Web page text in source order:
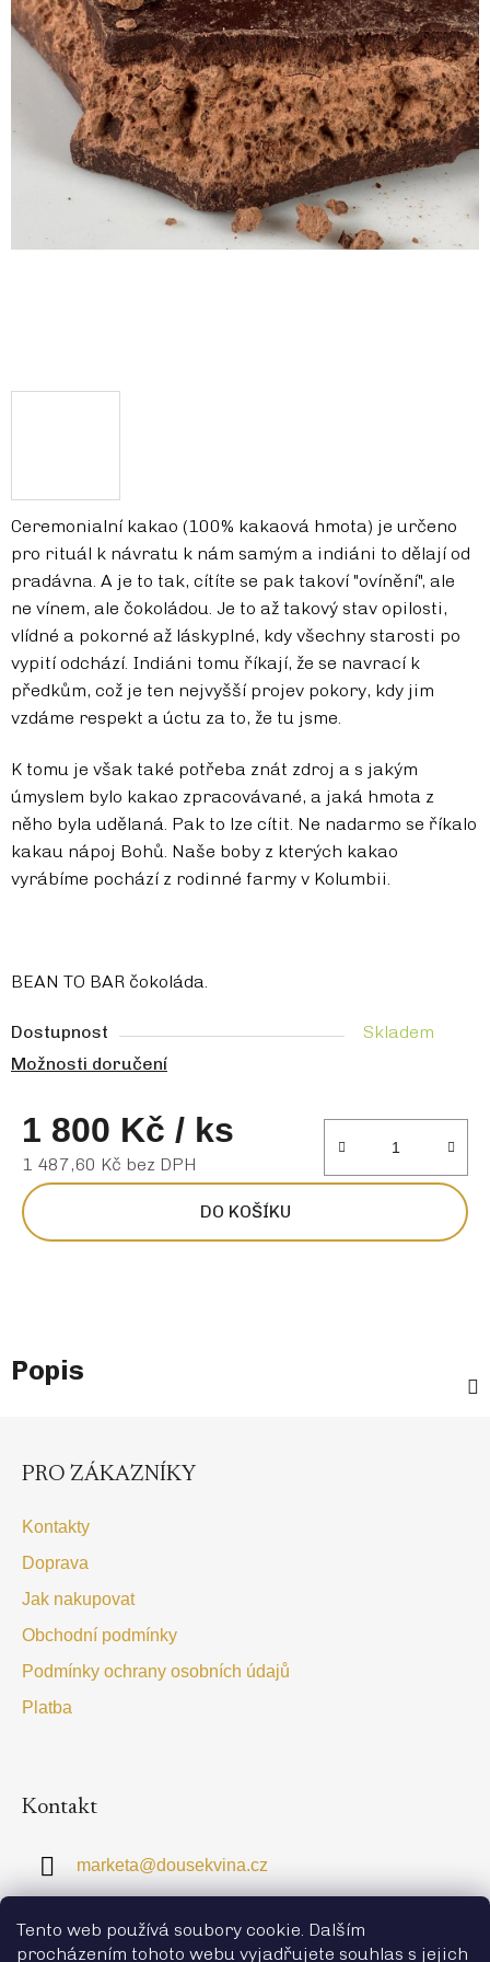
Tento web používá soubory cookie. Dalším
procházením tohoto webu vyjadřujete souhlas s jejich
Ceremonialní kakao (100% kakaová hmota) je určeno
pro rituál k návratu k nám samým a indiáni to dělají od
pradávna. A je to tak, cítíte se pak takoví "ovínění", ale
ne vínem, ale čokoládou. Je to až takový stav opilosti,
vlídné a pokorné až láskyplné, kdy všechny starosti po
vypití odchází. Indiáni tomu říkají, že se navrací k
předkům, což je ten nejvyšší projev pokory, kdy jim
vzdáme respekt a úctu za to, že tu jsme.
K tomu je však také potřeba znát zdroj a s jakým
úmyslem bylo kakao zpracovávané, a jaká hmota z
něho byla udělaná. Pak to lze cítit. Ne nadarmo se říkalo
kakau nápoj Bohů. Naše boby z kterých kakao
vyrábíme pochází z rodinné farmy v Kolumbii.
BEAN TO BAR čokoláda.
Dostupnost
Skladem
Možnosti doručení
1 800 Kč / ks
1 487,60 Kč bez DPH
Měrná cena:
DO KOŠÍKU
Popis
PRO ZÁKAZNÍKY
Kontakty
Doprava
Jak nakupovat
Obchodní podmínky
Podmínky ochrany osobních údajů
Platba
Kontakt
marketa@dousekvina.cz